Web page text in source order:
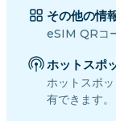
その他の情
eSIM QRコ
ホットスポ
ホットスポ
有できます。